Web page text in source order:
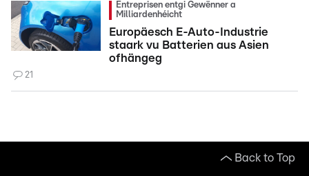
Entreprisen entgi Gewënner a
Milliardenhéicht
Europäesch E-Auto-Industrie
staark vu Batterien aus Asien
ofhängeg
21
Back to Top